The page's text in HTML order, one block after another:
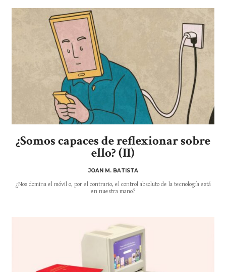
¿Somos capaces de reflexionar sobre
ello? (II)
JOAN M. BATISTA
¿Nos domina el móvil o, por el contrario, el control absoluto de la tecnología está
en nuestra mano?